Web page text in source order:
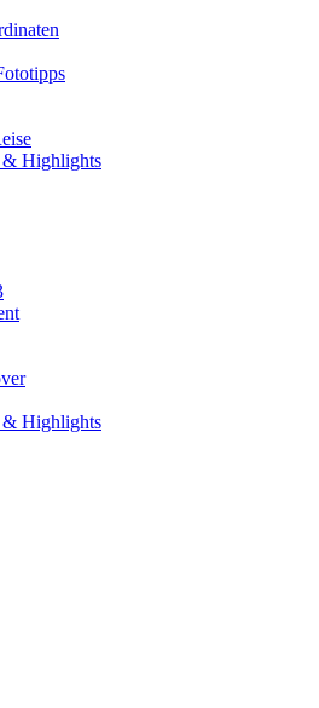
& Highlights
& Highlights